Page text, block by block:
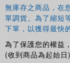
of the first global
to regions
From this book,
of the Church, of
pope who
無庫存之商品，在
單調貨。為了縮短
下單，以獲得最快
為了保護您的權益
(收到商品為起始日)